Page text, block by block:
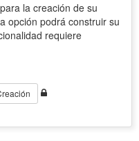
la creación de su
opción podrá construir su
requiere